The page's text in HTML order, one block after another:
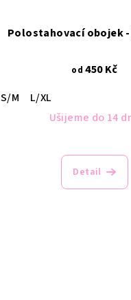
Polostahovací obojek -
od 450 Kč
S/M
L/XL
Ušijeme do 14
Detail